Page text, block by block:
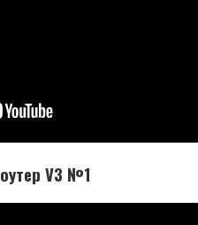
V3 №1